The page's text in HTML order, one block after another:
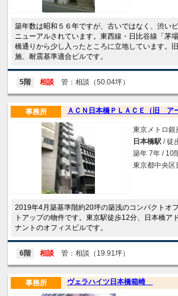
築年数は昭和５６年ですが、古いではなく、渋い
ニューアルされています。東西線・日比谷線「茅
橋通りから少し入ったところに立地しています。
施、耐震基準適合ビルです。
5階 相談 管：相談（50.04坪）
ＡＣＮ日本橋ＰＬＡＣＥ（旧 ア
事務所
東京メトロ銀
日本橋駅 / 徒
築年 7年 / 10
東京都中央区
2019年4月築基準階約20坪の築浅のコンパクトオ
トアップの物件です。東京駅徒歩12分、日本橋ア
ナントのオフィスビルです。
6階 相談 管：相談（19.91坪）
ヴェラハイツ日本橋箱崎
事務所